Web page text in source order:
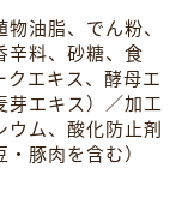
油脂、でん粉、
辛料、砂糖、食
エキス、酵母エ
芽エキス）／加工
ウム、酸化防止剤
豚肉を含む）